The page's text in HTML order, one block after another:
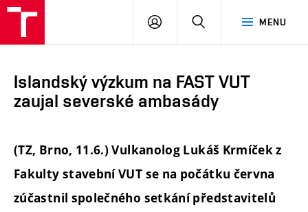
Brno
MENU
PŘIHLÁSIT
Islandský výzkum na FAST VUT
zaujal severské ambasády
(TZ, Brno, 11.6.) Vulkanolog Lukáš Krmíček z
Fakulty stavební VUT se na počátku června
zúčastnil společného setkání představitelů